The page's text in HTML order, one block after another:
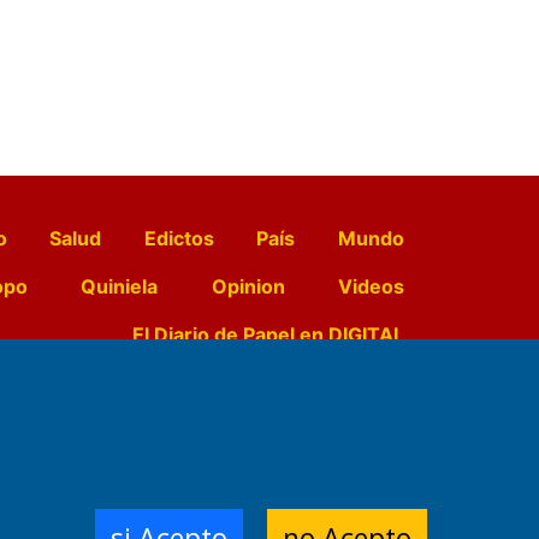
Salud Edictos País
Mundo
Quiniela Opinion
Videos
El Diario de Papel en DIGITAL